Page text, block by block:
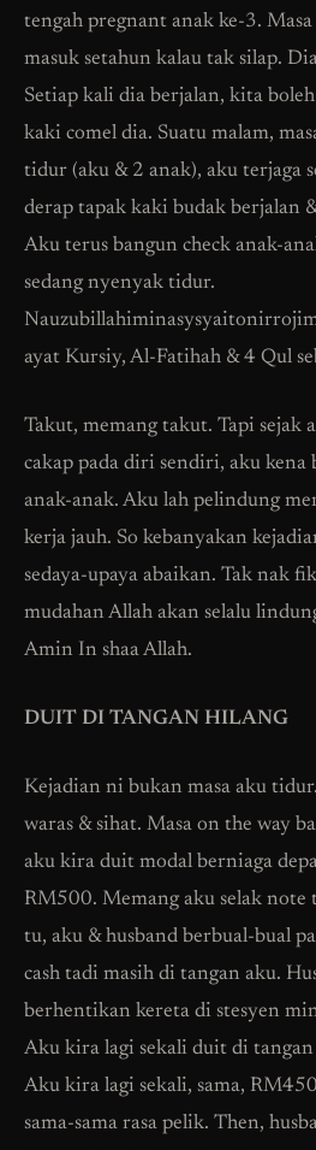
tengah pregnant anak ke-3.
masuk setahun kalau tak silap.
Setiap kali dia berjalan, kita
kaki comel dia. Suatu malam,
tidur (aku & 2 anak), aku terjaga
derap tapak kaki budak berjalan
Aku terus bangun check anak-
sedang nyenyak tidur.
ayat Kursiy, Al-Fatihah & 4 Qul
Takut, memang takut. Tapi sejak
cakap pada diri sendiri, aku kena
anak-anak. Aku lah pelindung
kerja jauh. So kebanyakan
sedaya-upaya abaikan. Tak nak
mudahan Allah akan selalu
Amin In shaa Allah.
DUIT DI TANGAN HILANG
Kejadian ni bukan masa aku
waras & sihat. Masa on the way
aku kira duit modal berniaga
RM500. Memang aku selak note
tu, aku & husband berbual-bual
cash tadi masih di tangan aku.
berhentikan kereta di stesyen
Aku kira lagi sekali duit di
Aku kira lagi sekali, sama,
sama-sama rasa pelik. Then,